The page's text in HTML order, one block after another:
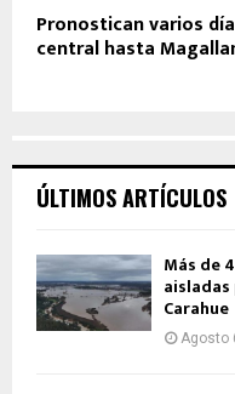
Pronostican varios
central hasta
ÚLTIMOS ARTÍCULOS
Más de
Carahue
Agosto